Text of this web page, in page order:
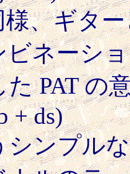
、ギタ
ネーシ
PAT の
+ ds)
シンプル